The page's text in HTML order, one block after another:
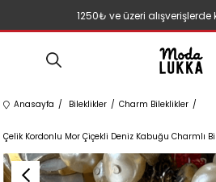
1250₺ ve üzeri
Anasayfa Bileklikler Charm Bileklikler
Çelik Kordonlu Mor Çiçekli Deniz Kabuğu Charmlı